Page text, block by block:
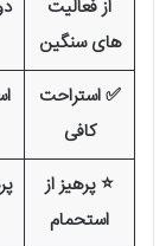
از فعالیت
های سنگین
✅ استراحت
کافی
⭐ پرهیز از
استحمام